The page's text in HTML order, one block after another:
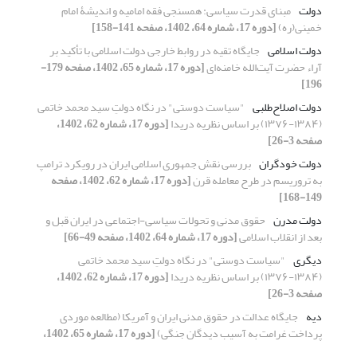
دولت مبنای قدرت سیاسی: همسنجی فقه امامیه و اندیشۀ امام
خمینی(ره)[دوره 17، شماره 64، 1402، صفحه 141-158]
دولت اسلامی جایگاه تقیه در روابط خارجی دولت اسلامی با تأکید بر
آراء حضرت آیت‌الله خامنه‌ای [دوره 17، شماره 65، 1402، صفحه 179-
196]
دولت اصلاح‌طلبی "سیاست دوستی" در نگاه دولتِ سید محمد خاتمی
(۱۳۸۴-۱۳۷۶) بر اساس نظریه‌ دریدا [دوره 17، شماره 62، 1402،
صفحه 3-26]
دولت خودگران بررسی نقش جمهوری اسلامی ایران در رویکرد ترامپ
به تروریسم در طرح معامله قرن [دوره 17، شماره 62، 1402، صفحه
149-168]
دولت مدرن حقوق مدنی و تحولات سیاسی-اجتماعی در ایران قبل و
بعد از انقلاب اسلامی[دوره 17، شماره 64، 1402، صفحه 49-66]
دیگری "سیاست دوستی" در نگاه دولتِ سید محمد خاتمی
(۱۳۸۴-۱۳۷۶) بر اساس نظریه‌ دریدا [دوره 17، شماره 62، 1402،
صفحه 3-26]
دیه جایگاه عدالت در حقوق مدنی ایران و آمریکا (مطالعه موردی
پرداخت غرامت به آسیب دیدگان جنگی) [دوره 17، شماره 65، 1402،